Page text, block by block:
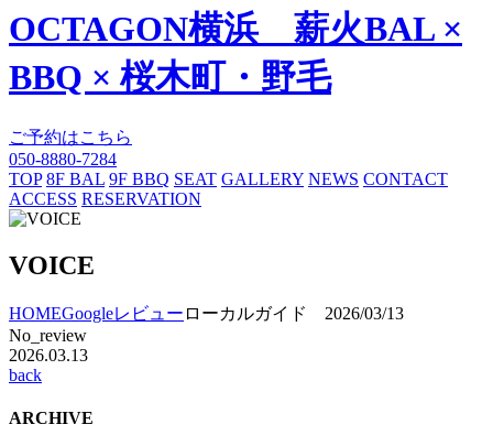
OCTAGON横浜 薪火BAL ×
BBQ × 桜木町・野毛
ご予約はこちら
050-8880-7284
TOP 8F BAL 9F BBQ SEAT GALLERY NEWS CONTACT
ACCESS RESERVATION
VOICE
HOMEGoogleレビュー ローカルガイド 2026/03/13
No_review
2026.03.13
back
ARCHIVE